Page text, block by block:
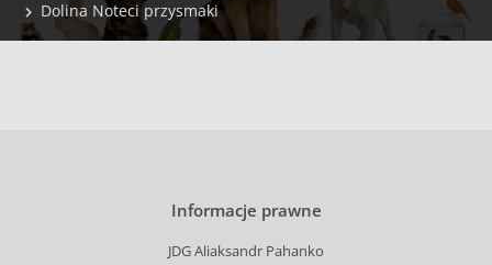
Dolina Noteci przysmaki
Informacje prawne
JDG Aliaksandr Pahanko